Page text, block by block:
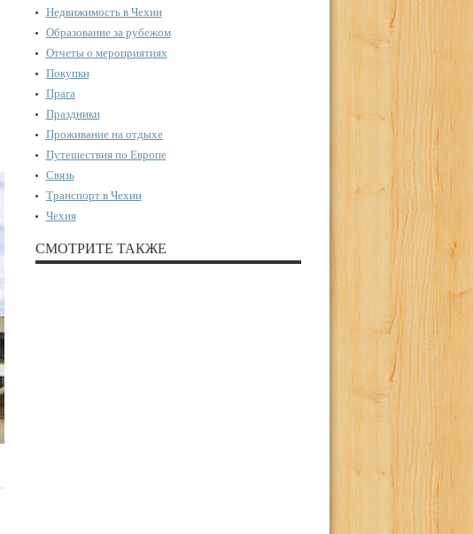
Недвижимость в Чехии
Образование за рубежом
Отчеты о мероприятиях
Покупки
Прага
Праздники
Проживание на отдыхе
Путешествия по Европе
Связь
Транспорт в Чехии
Чехия
СМОТРИТЕ ТАКЖЕ